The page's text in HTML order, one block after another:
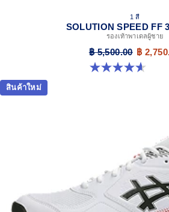
1 สี
SOLUTION SPEED FF
รองเท้าพาเดลผู้ชาย
฿ 5,500.00 ฿
4.6 จาก 5 ดาว 30 รีวิว
สินค้าใหม่